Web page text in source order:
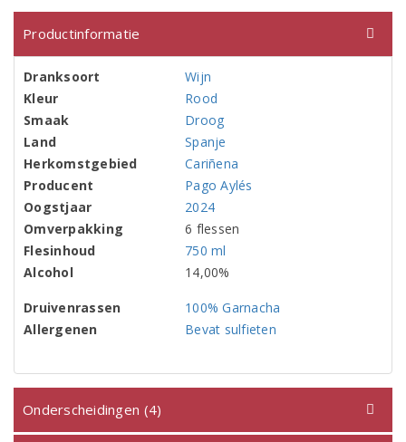
Productinformatie
Dranksoort
Wijn
Kleur
Rood
Smaak
Droog
Land
Spanje
Herkomstgebied
Cariñena
Producent
Pago Aylés
Oogstjaar
2024
Omverpakking
6 flessen
Flesinhoud
750 ml
Alcohol
14,00%
Druivenrassen
100% Garnacha
Allergenen
Bevat sulfieten
Onderscheidingen (4)